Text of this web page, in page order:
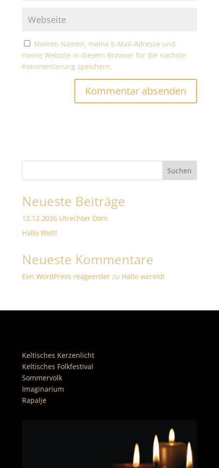
Meinen Namen, meine E-Mail-Adresse und
meine Website in diesem Browser für die nächste
Kommentierung speichern.
Suchen
Neueste Beiträge
12.12.2026 Utrechter Dom
Hallo Welt!
Neueste Kommentare
Een WordPress reageerderzu Hallo wereld!
Keltisches Kerzenlicht
Keltisches Folkfestival
Sommervolk
Imaginarium
Rapalje